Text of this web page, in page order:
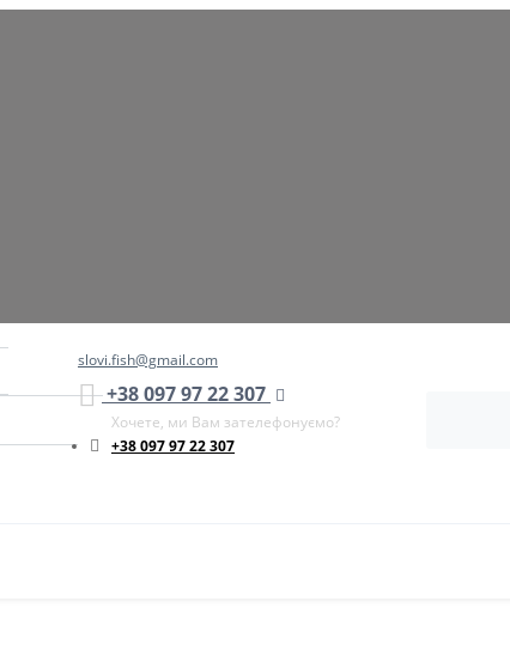
slovi.fish@gmail.com
+38 097 97 22 307
Хочете, ми Вам зателефонуємо?
+38 097 97 22 307